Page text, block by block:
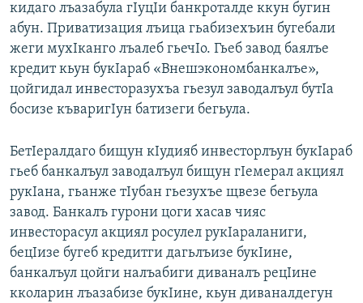
кидаго лъазабула гIуцIи банкроталде ккун бугин
абун. Приватизация лъица гьабизехъин бугебали
жеги мухIканго лъалеб гьечIо. Гьеб завод баялъе
кредит кьун букIараб «Внешэкономбанкалъе»,
цойгидал инвесторазухъа гьезул заводалъул бутIа
босизе къваригIун батизеги бегьула.
БетIералдаго бищун кIудияб инвесторлъун букIараб
гьеб банкалъул заводалъул бищун гIемерал акциял
рукIана, гьанже тIубан гьезухъе щвезе бегьула
завод. Банкалъ гурони цоги хасав чияс
инвесторасул акциял росулел рукIараланиги,
бецIизе бугеб кредитги дагьлъизе букIине,
банкалъул цойги налъабиги диваналъ рецIине
кколарин лъазабизе букIине, кьун диваналдегун